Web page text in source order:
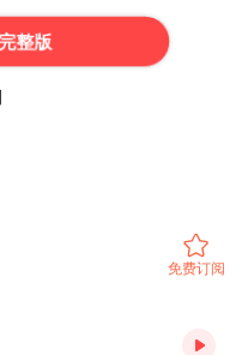
整版
免费订阅